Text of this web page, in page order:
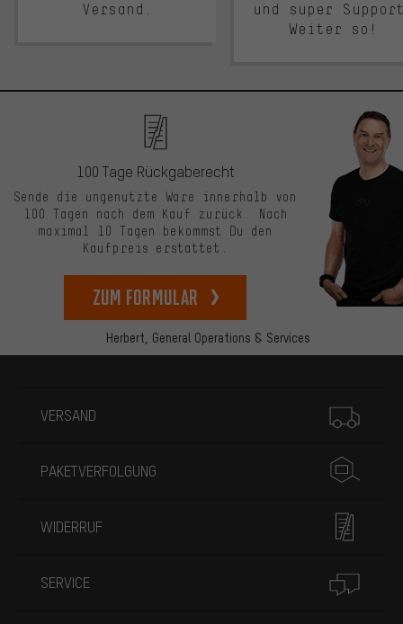
Versand.
und super
Weiter so!
Herbert, General Operations & Services
100 Tage Rückgaberecht
Sende die ungenutzte Ware innerhalb von
100 Tagen nach dem Kauf zurück. Nach
maximal 10 Tagen bekommst Du den
Kaufpreis erstattet.
zum Formular
VERSAND
PAKETVERFOLGUNG
WIDERRUF
SERVICE